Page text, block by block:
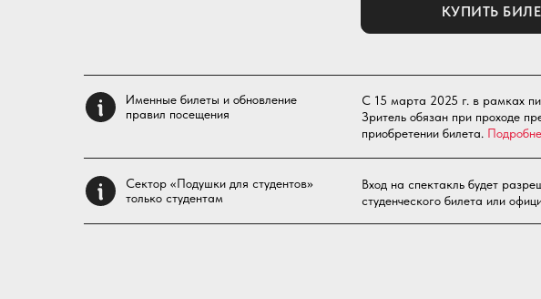
КУПИТЬ
С 15 марта 2025 г. в рамках
Зритель обязан при проходе
приобретении билета.
Именные билеты и обновление
правил посещения
Вход на спектакль будет
студенческого билета или
Сектор «Подушки для студентов»
только студентам